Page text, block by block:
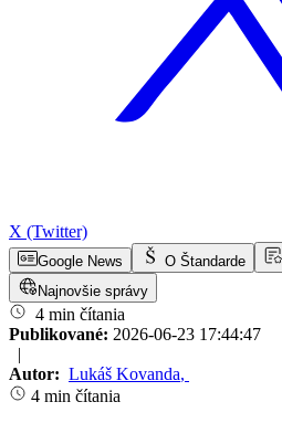
X (Twitter)
Google News O Štandarde
Najnovšie správy
4 min čítania
Publikované: 2026-06-23 17:44:47
|
Autor: Lukáš Kovanda,
4 min čítania